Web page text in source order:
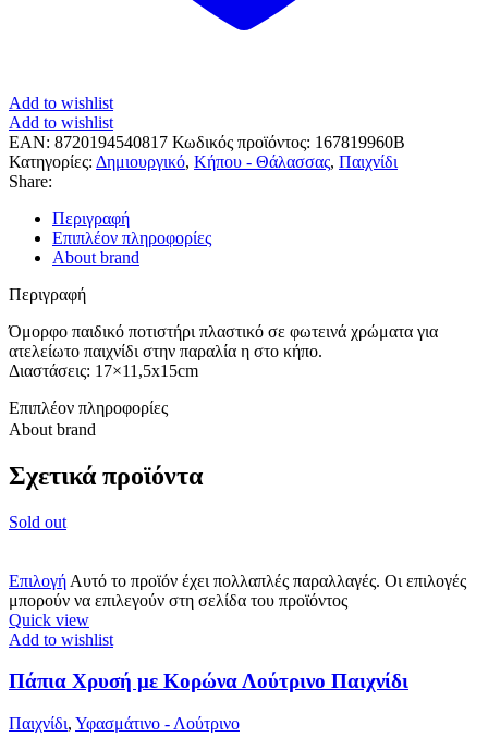
Add to wishlist
Add to wishlist
EAN: 8720194540817 Κωδικός προϊόντος: 167819960B
Κατηγορίες: Δημιουργικό, Κήπου - Θάλασσας, Παιχνίδι
Share:
Περιγραφή
Επιπλέον πληροφορίες
About brand
Περιγραφή
Όμορφο παιδικό ποτιστήρι πλαστικό σε φωτεινά χρώματα για
ατελείωτο παιχνίδι στην παραλία η στο κήπο.
Διαστάσεις: 17×11,5x15cm
Επιπλέον πληροφορίες
About brand
Σχετικά προϊόντα
Sold out
Επιλογή Αυτό το προϊόν έχει πολλαπλές παραλλαγές. Οι επιλογές
μπορούν να επιλεγούν στη σελίδα του προϊόντος
Quick view
Add to wishlist
Πάπια Χρυσή με Κορώνα Λούτρινο Παιχνίδι
Παιχνίδι, Υφασμάτινο - Λούτρινο